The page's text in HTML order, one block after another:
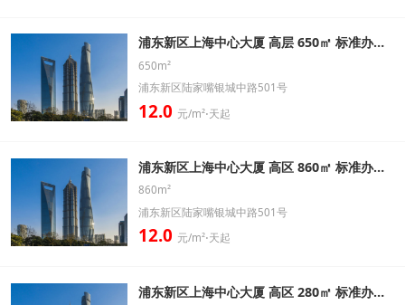
浦东新区上海中心大厦 高层 650㎡ 标准办公室出租信息
650m²
浦东新区陆家嘴银城中路501号
12.0 元/m²⋅天起
浦东新区上海中心大厦 高区 860㎡ 标准办公室出租信息
860m²
浦东新区陆家嘴银城中路501号
12.0 元/m²⋅天起
浦东新区上海中心大厦 高区 280㎡ 标准办公室出租信息